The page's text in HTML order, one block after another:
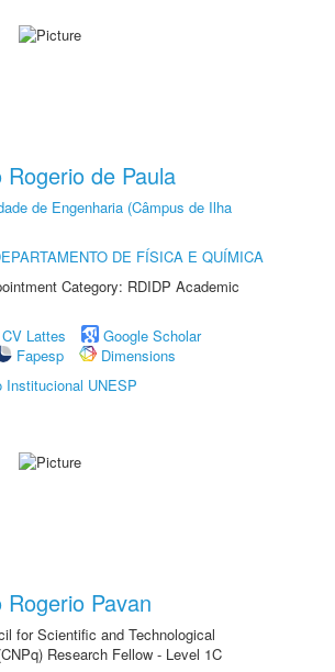
Rogerio de Paula
de Engenharia (Câmpus de Ilha
DE FÍSICA E QUÍMICA
Category: RDIDP Academic
CV Lattes
Google Scholar
Fapesp
Dimensions
Institucional UNESP
Rogerio Pavan
for Scientific and Technological
Research Fellow - Level 1C